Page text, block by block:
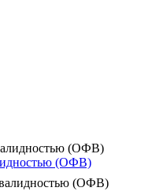
(ОФВ)
(ОФВ)